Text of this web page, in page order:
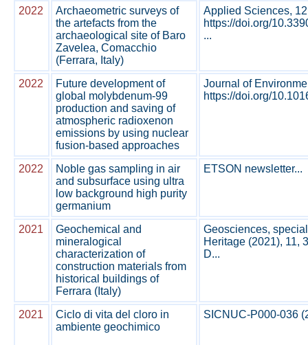
2022
Archaeometric surveys of
the artefacts from the
archaeological site of Baro
Zavelea, Comacchio
(Ferrara, Italy)
Applied Sciences,
https://doi.org/
...
2022
Future development of
global molybdenum-99
production and saving of
atmospheric radioxenon
emissions by using nuclear
fusion-based approaches
Journal of
https://doi.org/
2022
Noble gas sampling in air
and subsurface using ultra
low background high purity
germanium
ETSON newsletter...
2021
Geochemical and
mineralogical
characterization of
construction materials from
historical buildings of
Ferrara (Italy)
Geosciences,
Heritage (2021), 11,
D...
2021
Ciclo di vita del cloro in
ambiente geochimico
SICNUC-P000-036